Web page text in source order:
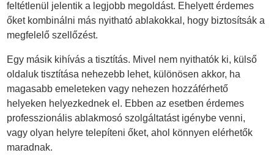
feltétlenül jelentik a legjobb megoldást. Ehelyett érdemes
őket kombinálni más nyitható ablakokkal, hogy biztosítsák a
megfelelő szellőzést.
Egy másik kihívás a tisztítás. Mivel nem nyithatók ki, külső
oldaluk tisztítása nehezebb lehet, különösen akkor, ha
magasabb emeleteken vagy nehezen hozzáférhető
helyeken helyezkednek el. Ebben az esetben érdemes
professzionális ablakmosó szolgáltatást igénybe venni,
vagy olyan helyre telepíteni őket, ahol könnyen elérhetők
maradnak.